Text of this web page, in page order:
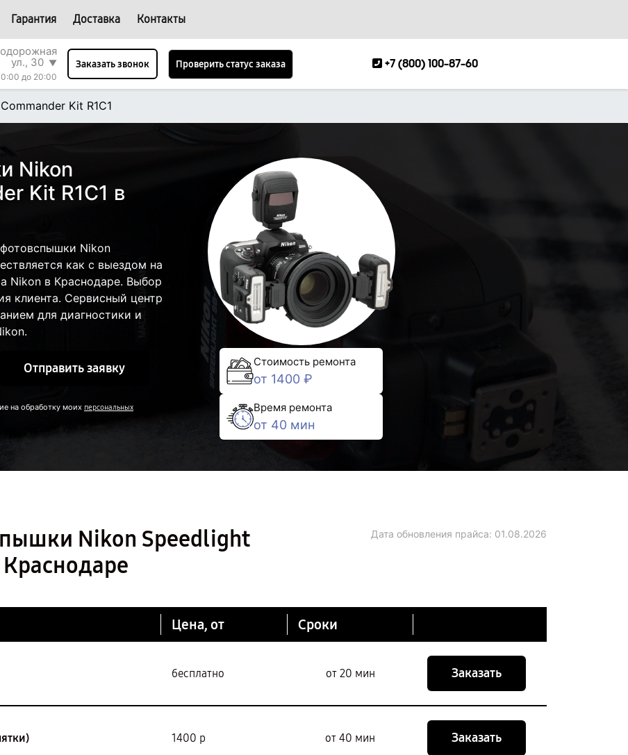
Гарантия Доставка Контакты
ул., 30 ▼
до 20:00
Заказать звонок Проверить статус заказа +7 (800) 100-87-60
Kit R1C1
Nikon
Kit R1C1 в
Nikon
как с выездом на
Nikon в Краснодаре. Выбор
клиента. Сервисный центр
для диагностики и
Отправить заявку
на обработку моих персональных
Стоимость ремонта
от 1400 ₽
Время ремонта
от 40 мин
Nikon Speedlight
Краснодаре
Дата обновления прайса: 01.08.2026
Цена, от Сроки
бесплатно от 20 мин Заказать
1400 р от 40 мин Заказать